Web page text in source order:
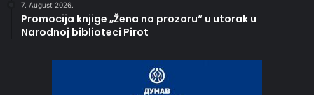
7. August 2026.
Promocija knjige „Žena na prozoru“ u utorak u
Narodnoj biblioteci Pirot